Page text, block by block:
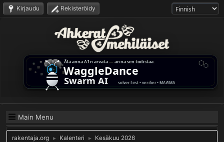
Kirjaudu Rekisteröidy
Main Menu
rakentaja.org ► Kalenteri ► Kesäkuu 2026